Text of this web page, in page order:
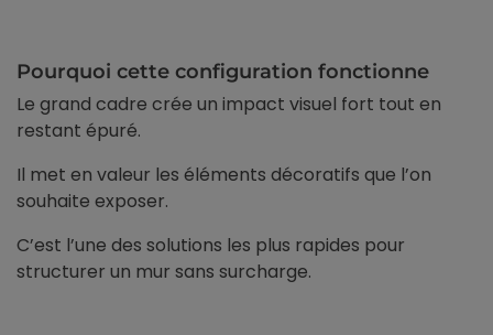
Pourquoi cette configuration fonctionne
Le grand cadre crée un impact visuel fort tout en
restant épuré.
Il met en valeur les éléments décoratifs que l’on
souhaite exposer.
C’est l’une des solutions les plus rapides pour
structurer un mur sans surcharge.